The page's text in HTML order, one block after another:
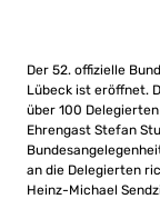
Der 52. offizielle
Lübeck ist eröffnet.
über 100
Ehrengast Stefan
an die Delegierten
Heinz-Michael